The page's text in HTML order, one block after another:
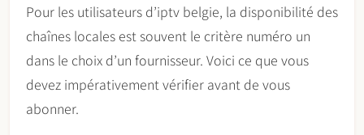
Pour les utilisateurs d’iptv belgie, la disponibilité des
chaînes locales est souvent le critère numéro un
dans le choix d’un fournisseur. Voici ce que vous
devez impérativement vérifier avant de vous
abonner.